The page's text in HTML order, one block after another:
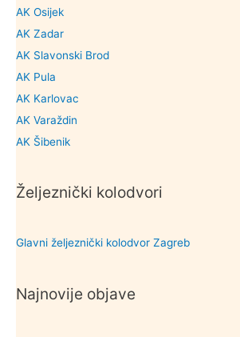
AK Osijek
AK Zadar
AK Slavonski Brod
AK Pula
AK Karlovac
AK Varaždin
AK Šibenik
Željeznički kolodvori
Glavni željeznički kolodvor Zagreb
Najnovije objave